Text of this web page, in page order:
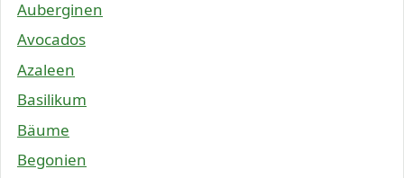
Auberginen
Avocados
Azaleen
Basilikum
Bäume
Begonien